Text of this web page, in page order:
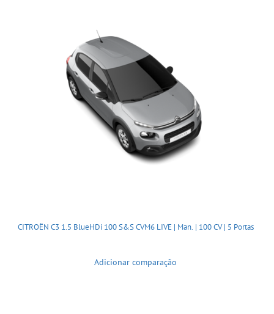
CITROËN C3 1.5 BlueHDi 100 S&S CVM6 LIVE | Man. | 100 CV | 5 Portas
Adicionar comparação